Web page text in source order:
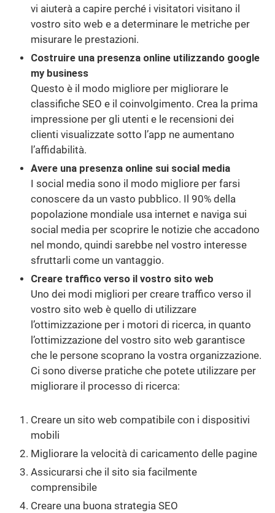
vi aiuterà a capire perché i visitatori visitano il
vostro sito web e a determinare le metriche per
misurare le prestazioni.
Costruire una presenza online utilizzando google
my business
Questo è il modo migliore per migliorare le
classifiche SEO e il coinvolgimento. Crea la prima
impressione per gli utenti e le recensioni dei
clienti visualizzate sotto l’app ne aumentano
l’affidabilità.
Avere una presenza online sui social media
I social media sono il modo migliore per farsi
conoscere da un vasto pubblico. Il 90% della
popolazione mondiale usa internet e naviga sui
social media per scoprire le notizie che accadono
nel mondo, quindi sarebbe nel vostro interesse
sfruttarli come un vantaggio.
Creare traffico verso il vostro sito web
Uno dei modi migliori per creare traffico verso il
vostro sito web è quello di utilizzare
l’ottimizzazione per i motori di ricerca, in quanto
l’ottimizzazione del vostro sito web garantisce
che le persone scoprano la vostra organizzazione.
Ci sono diverse pratiche che potete utilizzare per
migliorare il processo di ricerca:
Creare un sito web compatibile con i dispositivi
mobili
Migliorare la velocità di caricamento delle pagine
Assicurarsi che il sito sia facilmente
comprensibile
Creare una buona strategia SEO